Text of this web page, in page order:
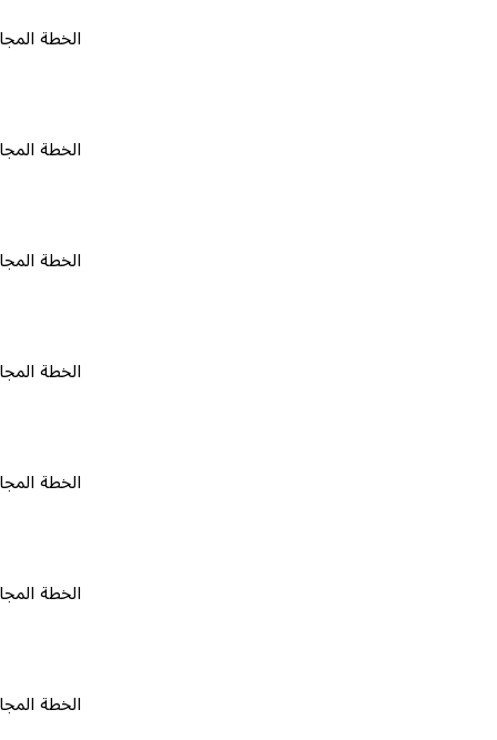
الخطة المجانية ٠
الخطة المجانية ٠
الخطة المجانية ٠
الخطة المجانية ٠
الخطة المجانية ٠
الخطة المجانية ٠
الخطة المجانية ٠